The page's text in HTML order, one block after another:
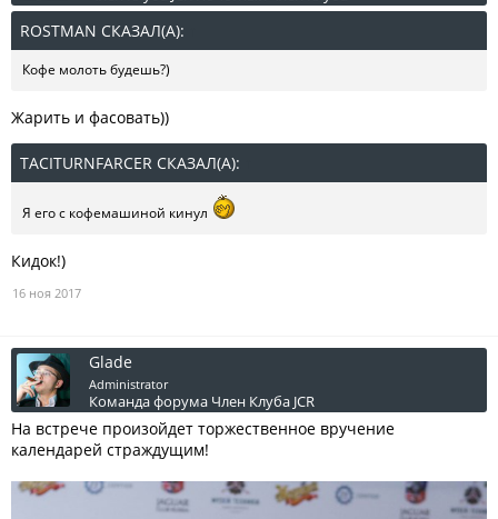
ROSTMAN СКАЗАЛ(А):
Кофе молоть будешь?)
Жарить и фасовать))
TACITURNFARCER СКАЗАЛ(А):
Я его с кофемашиной кинул
Кидок!)
16 ноя 2017
Glade
Administrator
Команда форума Член Клуба JCR
На встрече произойдет торжественное вручение
календарей страждущим!